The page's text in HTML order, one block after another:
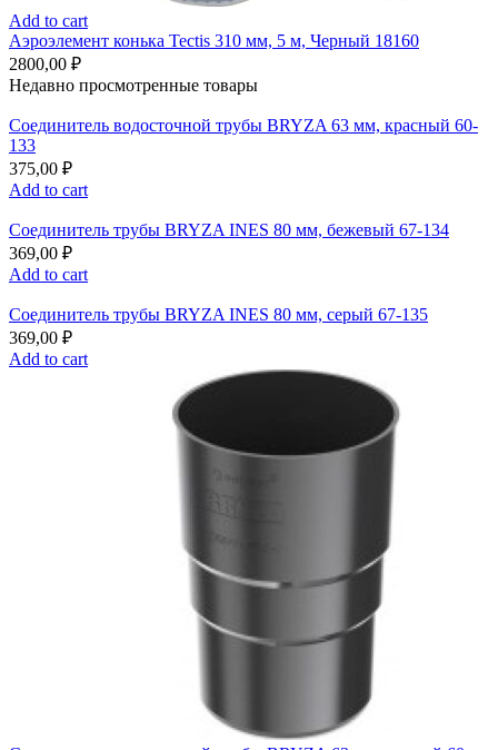
Add to cart
Аэроэлемент конька Tectis 310 мм, 5 м, Черный 18160
2800,00 ₽
Недавно просмотренные товары
Соединитель водосточной трубы BRYZA 63 мм, краcный 60-
133
375,00 ₽
Add to cart
Соединитель трубы BRYZA INES 80 мм, бежевый 67-134
369,00 ₽
Add to cart
Соединитель трубы BRYZA INES 80 мм, серый 67-135
369,00 ₽
Add to cart